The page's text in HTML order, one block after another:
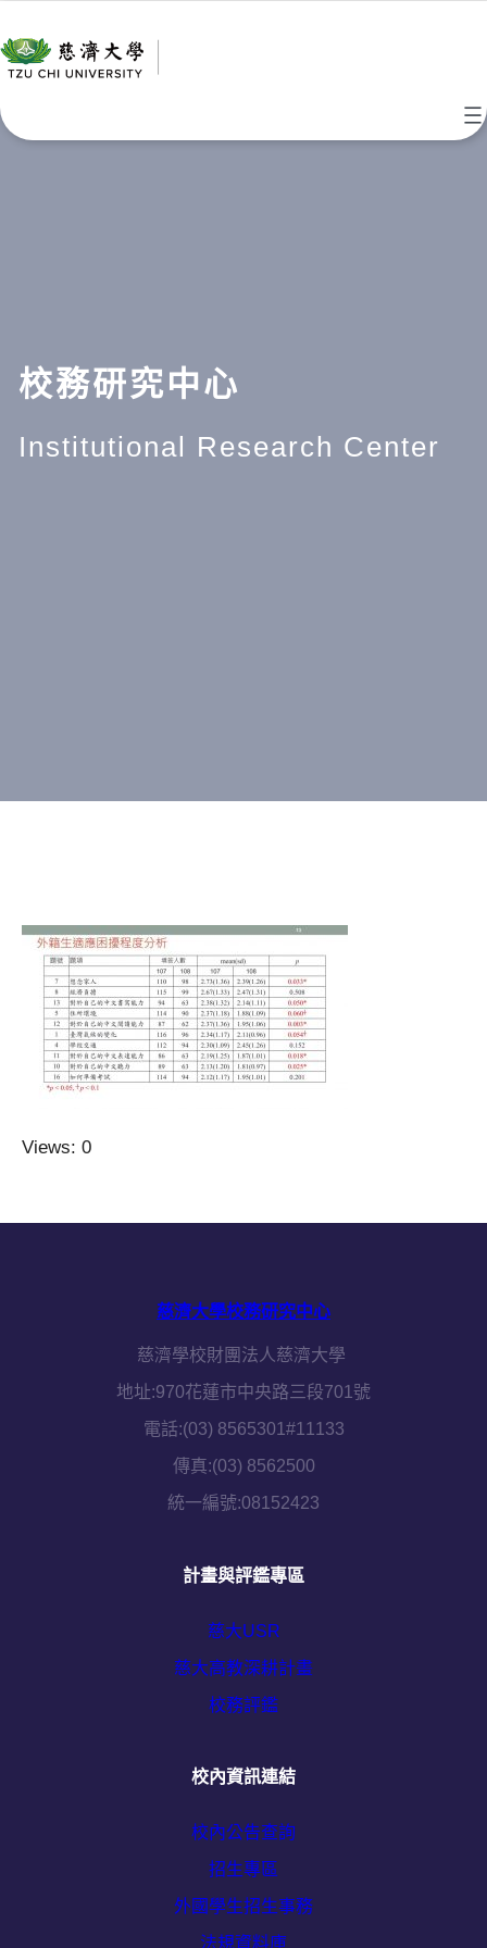
至
主
內
容
校務研究中心
Institutional Research Center
Views: 0
慈濟大學校務研究中心
慈濟學校財團法人慈濟大學
地址:970花蓮市中央路三段701號
電話:(03) 8565301#11133
傳真:(03) 8562500
統一編號:08152423
計畫與評鑑專區
慈大USR
慈大高教深耕計畫
校務評鑑
校內資訊連結
校內公告查詢
招生專區
外國學生招生事務
法規資料庫